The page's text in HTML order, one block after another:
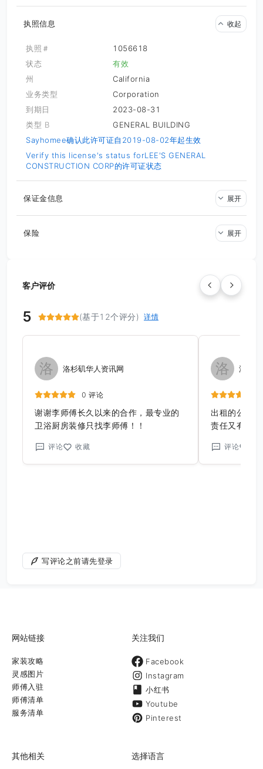
执照信息 收起
执照＃
1056618
状态
有效
州
California
业务类型
Corporation
到期日
2023-08-31
类型 B
GENERAL BUILDING
Sayhomee确认此许可证自2019-08-02年起生效
Verify this license's status forLEE'S GENERAL
CONSTRUCTION CORP的许可证状态
保证金信息 展开
保险 展开
客户评价
5 (基于12个评分) 详情
洛 洛杉矶华人资讯网
0 评论
谢谢李师傅长久以来的合作，最专业的
卫浴厨房装修只找李师傅！！
评论 收藏
洛 洛杉
出租的公寓
责任又有效
工。也让租
队值得推荐
评论
写评论之前请先登录
网站链接
家装攻略
灵感图片
师傅入驻
师傅清单
服务清单
关注我们
Facebook
Instagram
小红书
Youtube
Pinterest
其他相关 选择语言